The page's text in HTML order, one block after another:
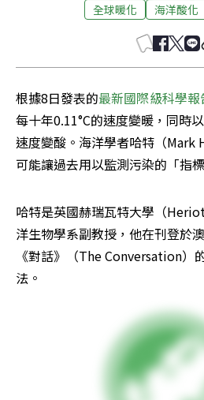
全球暖化
海洋酸化
根據8日發表的最新國際級科學報
每十年0.11°C的速度變暖，同時
速度變酸。海洋學者哈特（Mark
可能讓過去用以監測污染的「指
哈特是英國赫瑞瓦特大學（
洋生物學系副教授，他在刊登於
《對話》（The Conversation）
法。